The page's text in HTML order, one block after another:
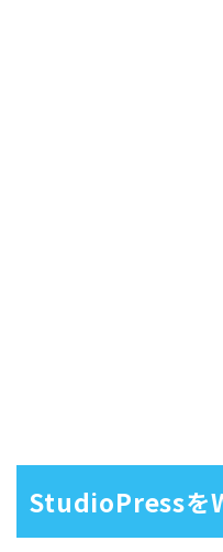
StudioPressを